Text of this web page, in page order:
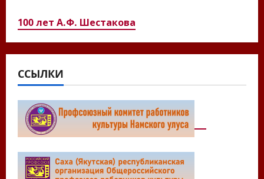
100 лет А.Ф. Шестакова
ССЫЛКИ